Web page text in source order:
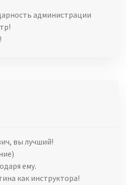
администрации
вы лучший!
ему.
как инструктора!